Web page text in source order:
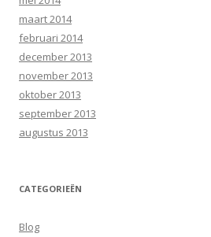
maart 2014
februari 2014
december 2013
november 2013
oktober 2013
september 2013
augustus 2013
CATEGORIEËN
Blog